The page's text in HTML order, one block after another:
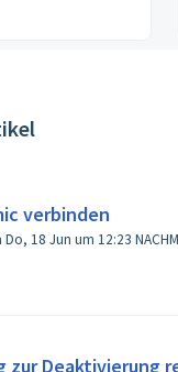
verbinden
18 Jun um 12:23
zur Deaktivierung